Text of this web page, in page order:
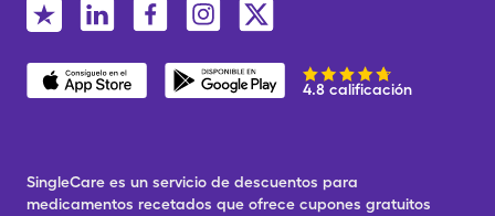
4.8 calificación
SingleCare es un servicio de descuentos para
medicamentos recetados que ofrece cupones gratuitos